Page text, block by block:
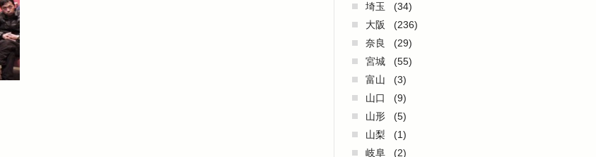
埼玉
(34)
大阪
(236)
奈良
(29)
宮城
(55)
富山
(3)
山口
(9)
山形
(5)
山梨
(1)
岐阜
(2)